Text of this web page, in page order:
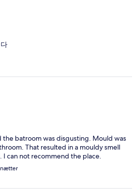
the batroom was disgusting. Mould was
That resulted in a mouldy smell
I can not recommend the place.
nætter